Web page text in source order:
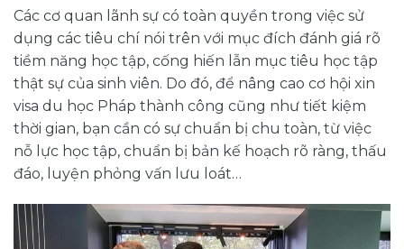
Các cơ quan lãnh sự có toàn quyền trong việc sử
dụng các tiêu chí nói trên với mục đích đánh giá rõ
tiềm năng học tập, cống hiến lẫn mục tiêu học tập
thật sự của sinh viên. Do đó, để nâng cao cơ hội xin
visa du học Pháp thành công cũng như tiết kiệm
thời gian, bạn cần có sự chuẩn bị chu toàn, từ việc
nỗ lực học tập, chuẩn bị bản kế hoạch rõ ràng, thấu
đáo, luyện phỏng vấn lưu loát…